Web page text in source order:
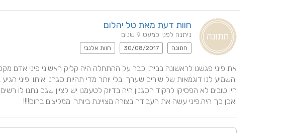
חוות דעת מאת טל יהלום
ניתנה לפני כמעט 9 שנים
חתונה 30/08/2017 חוות אלנבי
ואכן כך היה.פיני עשה את העבודה בצורה מצויינת ביותר. ממליצים בחום!!!!